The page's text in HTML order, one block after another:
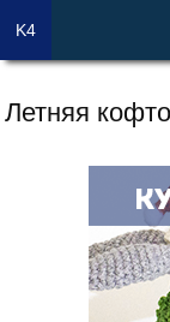
Летняя
K4